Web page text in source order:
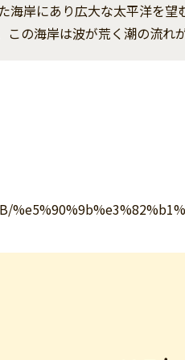
海岸にあり広大な太平洋を
の海岸は波が荒く潮の流れ